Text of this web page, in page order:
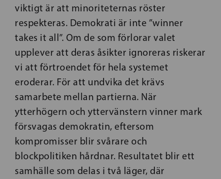
viktigt är att minoriteternas röster
respekteras. Demokrati är inte ”winner
takes it all”. Om de som förlorar valet
upplever att deras åsikter ignoreras riskerar
vi att förtroendet för hela systemet
eroderar. För att undvika det krävs
samarbete mellan partierna. När
ytterhögern och yttervänstern vinner mark
försvagas demokratin, eftersom
kompromisser blir svårare och
blockpolitiken hårdnar. Resultatet blir ett
samhälle som delas i två läger, där